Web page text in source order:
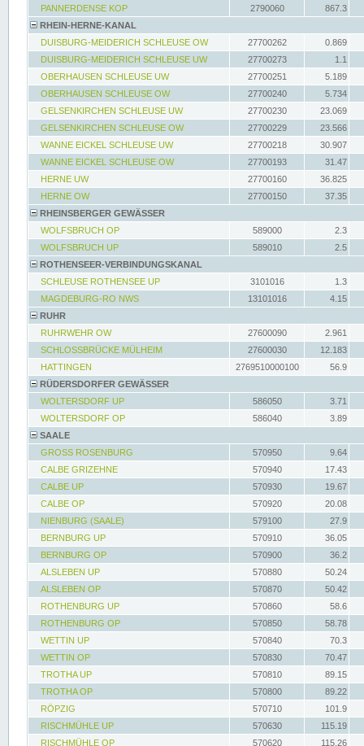
PANNERDENSE KOP
2790060
867.3
RHEIN-HERNE-KANAL
DUISBURG-MEIDERICH SCHLEUSE OW
27700262
0.869
DUISBURG-MEIDERICH SCHLEUSE UW
27700273
1.1
OBERHAUSEN SCHLEUSE UW
27700251
5.189
OBERHAUSEN SCHLEUSE OW
27700240
5.734
GELSENKIRCHEN SCHLEUSE UW
27700230
23.069
GELSENKIRCHEN SCHLEUSE OW
27700229
23.566
WANNE EICKEL SCHLEUSE UW
27700218
30.907
WANNE EICKEL SCHLEUSE OW
27700193
31.47
HERNE UW
27700160
36.825
HERNE OW
27700150
37.35
RHEINSBERGER GEWÄSSER
WOLFSBRUCH OP
589000
2.3
WOLFSBRUCH UP
589010
2.5
ROTHENSEER-VERBINDUNGSKANAL
SCHLEUSE ROTHENSEE UP
3101016
1.3
MAGDEBURG-RO NWS
13101016
4.15
RUHR
RUHRWEHR OW
27600090
2.961
SCHLOSSBRÜCKE MÜLHEIM
27600030
12.183
HATTINGEN
2769510000100
56.9
RÜDERSDORFER GEWÄSSER
WOLTERSDORF UP
586050
3.71
WOLTERSDORF OP
586040
3.89
SAALE
GROSS ROSENBURG
570950
9.64
CALBE GRIZEHNE
570940
17.43
CALBE UP
570930
19.67
CALBE OP
570920
20.08
NIENBURG (SAALE)
579100
27.9
BERNBURG UP
570910
36.05
BERNBURG OP
570900
36.2
ALSLEBEN UP
570880
50.24
ALSLEBEN OP
570870
50.42
ROTHENBURG UP
570860
58.6
ROTHENBURG OP
570850
58.78
WETTIN UP
570840
70.3
WETTIN OP
570830
70.47
TROTHA UP
570810
89.15
TROTHA OP
570800
89.22
RÖPZIG
570710
101.9
RISCHMÜHLE UP
570630
115.19
RISCHMÜHLE OP
570620 115.26